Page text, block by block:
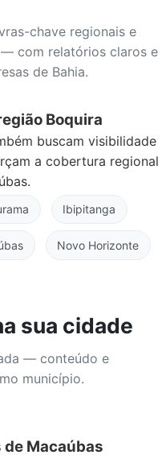
chave regionais e
com relatórios claros e
de Bahia.
Boquira
buscam visibilidade
a cobertura regional
Ibipitanga
Novo Horizonte
sua cidade
— conteúdo e
município.
de Macaúbas